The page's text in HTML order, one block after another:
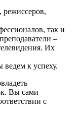
режиссеров,
так и
–
Их
к успеху.
Вы сами
с